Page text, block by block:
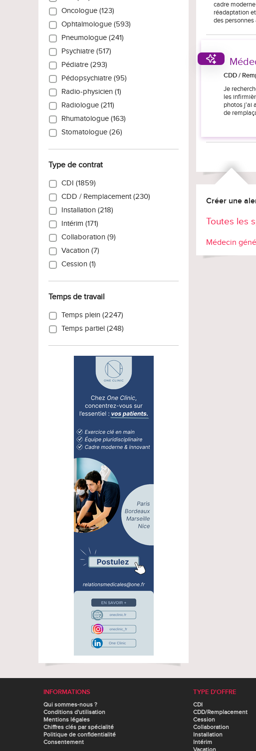
Oncologue (123)
Ophtalmologue (593)
Pneumologue (241)
Psychiatre (517)
Pédiatre (293)
Pédopsychiatre (95)
Radio-physicien (1)
Radiologue (211)
Rhumatologue (163)
Stomatologue (26)
Type de contrat
CDI (1859)
CDD / Remplacement (230)
Installation (218)
Intérim (171)
Collaboration (9)
Vacation (7)
Cession (1)
Temps de travail
Temps plein (2247)
Temps partiel (248)
cadre
réadaptation
des
CDD /
Je
les
photos j'ai
de
Créer une
Toutes les
Médecin
INFORMATIONS
Qui sommes-nous ?
Conditions d'utilisation
Mentions légales
Chiffres clés par spécialité
Politique de confidentialité
Consentement
TYPE D'OFFRE
CDI
CDD/Remplacement
Cession
Collaboration
Installation
Intérim
Vacation